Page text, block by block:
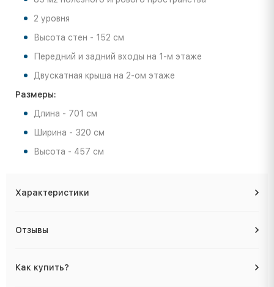
2 уровня
Высота стен - 152 см
Передний и задний входы на 1-м этаже
Двускатная крыша на 2-ом этаже
Размеры:
Длина - 701 см
Ширина - 320 см
Высота - 457 см
Характеристики
Отзывы
Как купить?